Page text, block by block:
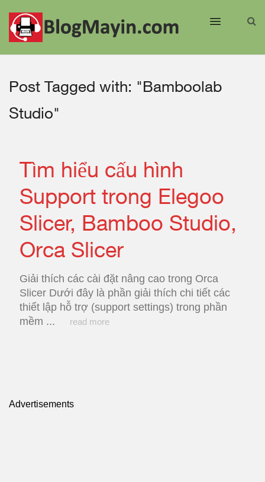
Post Tagged with: "Bamboolab
Studio"
Tìm hiểu cấu hình
Support trong Elegoo
Slicer, Bamboo Studio,
Orca Slicer
Giải thích các cài đặt nâng cao trong Orca
Slicer Dưới đây là phần giải thích chi tiết các
thiết lập hỗ trợ (support settings) trong phần
mềm ...
read more
Advertisements